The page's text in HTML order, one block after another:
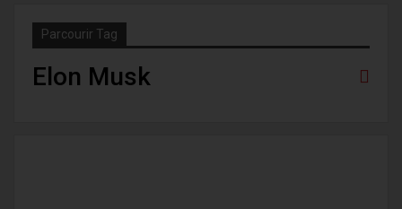
Parcourir Tag
Elon Musk